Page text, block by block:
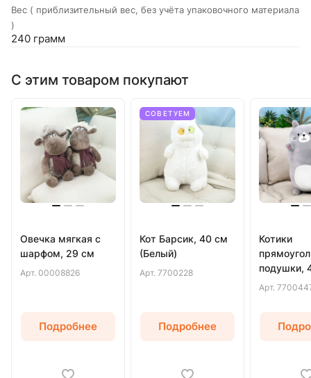
Вес ( приблизительный вес, без учёта упаковочного материала
)
240 грамм
С этим товаром покупают
Овечка мягкая с
шарфом, 29 см
Арт. 00008826
Подробнее
СОВЕТУЕМ
Кот Барсик, 40 см
(Белый)
Арт. 7700228
Подробнее
Котики
подушки,
(Серый)
Арт.